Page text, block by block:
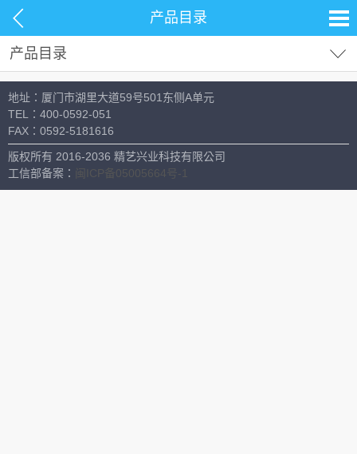
产品目录
产品目录
试剂耗材
分析仪器
材料测试
生命科学
地址：厦门市湖里大道59号501东侧A单元
TEL： 400-0592-051
FAX： 0592-5181616
版权所有 2016-2036 精艺兴业科技有限公司
工信部备案： 闽ICP备05005664号-1